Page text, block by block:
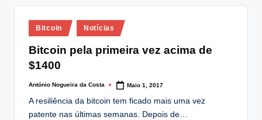
Posted
in
Bitcoin Notícias
Bitcoin pela primeira vez acima de
$1400
Posted
António Nogueira da Costa Maio 1, 2017
A resiliência da bitcoin tem ficado mais uma vez
patente nas últimas semanas. Depois de…